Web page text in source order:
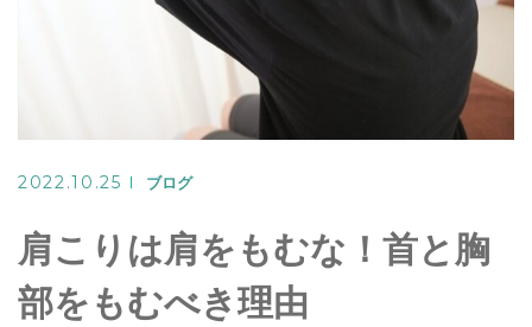
Warning
: Undefined variable
$target in
/home/seiya1989/
content/
2022.10.25 ブログ
肩こりは肩をもむな！首と胸
部をもむべき理由